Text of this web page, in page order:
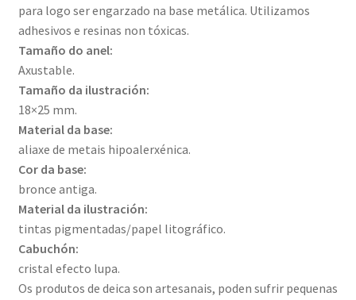
para logo ser engarzado na base metálica. Utilizamos
adhesivos e resinas non tóxicas.
Tamaño do anel:
Axustable.
Tamaño da ilustración:
18×25 mm.
Material da base:
aliaxe de metais hipoalerxénica.
Cor da base:
bronce antiga.
Material da ilustración:
tintas pigmentadas/papel litográfico.
Cabuchón:
cristal efecto lupa.
Os produtos de deica son artesanais, poden sufrir pequenas